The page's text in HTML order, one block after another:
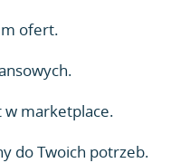
ofert.
w marketplace.
do Twoich potrzeb.